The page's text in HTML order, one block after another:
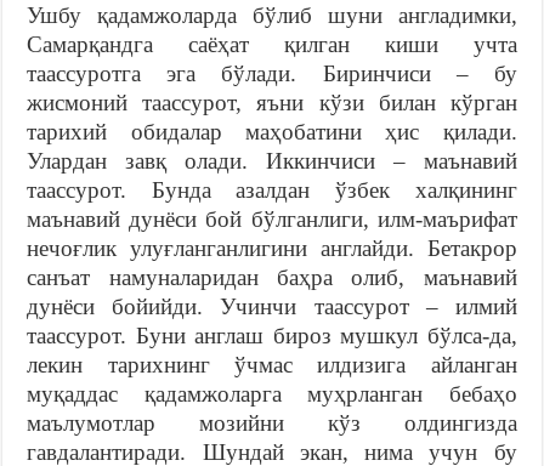
Ушбу қадамжоларда бўлиб шуни англадимки,
Самарқандга саёҳат қилган киши учта
таассуротга эга бўлади. Биринчиси – бу
жисмоний таассурот, яъни кўзи билан кўрган
тарихий обидалар маҳобатини ҳис қилади.
Улардан завқ олади. Иккинчиси – маънавий
таассурот. Бунда азалдан ўзбек халқининг
маънавий дунёси бой бўлганлиги, илм-маърифат
нечоғлик улуғланганлигини англайди. Бетакрор
санъат намуналаридан баҳра олиб, маънавий
дунёси бойийди. Учинчи таассурот – илмий
таассурот. Буни англаш бироз мушкул бўлса-да,
лекин тарихнинг ўчмас илдизига айланган
муқаддас қадамжоларга муҳрланган бебаҳо
маълумотлар мозийни кўз олдингизда
гавдалантиради. Шундай экан, нима учун бу